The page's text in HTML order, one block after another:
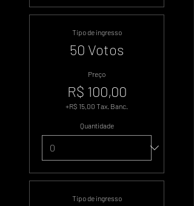
Tipo de ingresso
50 Votos
Preço
R$ 100,00
+R$ 15,00 Tax. Banc.
Quantidade
Tipo de ingresso